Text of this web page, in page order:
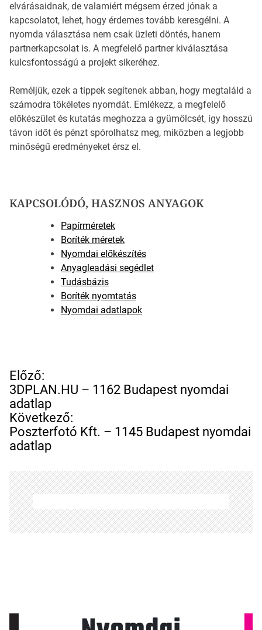
elvárásaidnak, de valamiért mégsem érzed jónak a
kapcsolatot, lehet, hogy érdemes tovább keresgélni. A
nyomda választása nem csak üzleti döntés, hanem
partnerkapcsolat is. A megfelelő partner kiválasztása
kulcsfontosságú a projekt sikeréhez.
Reméljük, ezek a tippek segítenek abban, hogy megtaláld a
számodra tökéletes nyomdát. Emlékezz, a megfelelő
előkészület és kutatás meghozza a gyümölcsét, így hosszú
távon időt és pénzt spórolhatsz meg, miközben a legjobb
minőségű eredményeket érsz el.
KAPCSOLÓDÓ, HASZNOS ANYAGOK
Papírméretek
Boríték méretek
Nyomdai előkészítés
Anyagleadási segédlet
Tudásbázis
Boríték nyomtatás
Nyomdai adatlapok
B
e
j
e
g
y
z
é
s
n
a
v
ó
Előző:
3DPLAN.HU – 1162 Budapest nyomdai
adatlap
Következő:
Poszterfotó Kft. – 1145 Budapest nyomdai
adatlap